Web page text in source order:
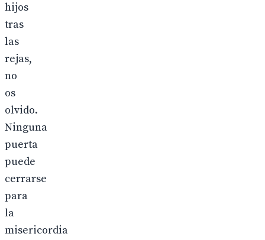
hijos
tras
las
rejas,
no
os
olvido.
Ninguna
puerta
puede
cerrarse
para
la
misericordia